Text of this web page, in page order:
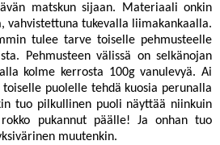
matskun sijaan. Materiaali onkin
vahvistettuna tukevalla liimakankaalla.
tulee tarve toiselle pehmusteelle
Pehmusteen välissä on selkänojan
kolme kerrosta 100g vanulevyä. Ai
puolelle tehdä kuosia perunalla
tuo pilkullinen puoli näyttää niinkuin
pukannut päälle! Ja onhan tuo
muutenkin.